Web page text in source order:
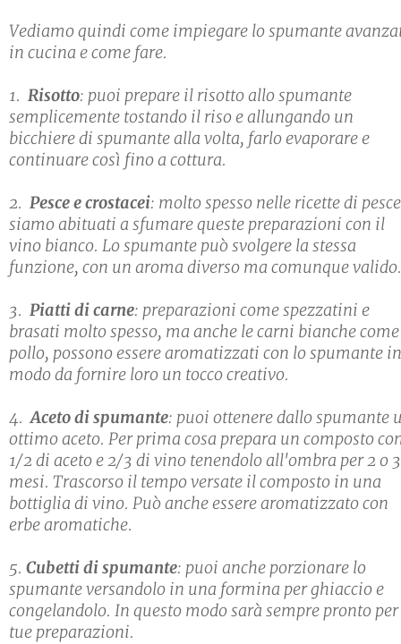
Vediamo quindi come impiegare lo spumante
in cucina e come fare.
1. Risotto: puoi prepare il risotto allo spumante
semplicemente tostando il riso e allungando un
bicchiere di spumante alla volta, farlo evaporare e
continuare così fino a cottura.
2. Pesce e crostacei: molto spesso nelle ricette di pesce
siamo abituati a sfumare queste preparazioni con il
vino bianco. Lo spumante può svolgere la stessa
funzione, con un aroma diverso ma comunque
3. Piatti di carne: preparazioni come spezzatini e
brasati molto spesso, ma anche le carni bianche
pollo, possono essere aromatizzati con lo spumante in
modo da fornire loro un tocco creativo.
4.Aceto di spumante: puoi ottenere dallo spumante
ottimo aceto. Per prima cosa prepara un composto
1/2 di aceto e 2/3 di vino tenendolo all'ombra per 2 o 3
mesi. Trascorso il tempo versate il composto in una
bottiglia di vino. Può anche essere aromatizzato con
erbe aromatiche.
5. Cubetti di spumante: puoi anche porzionare lo
spumante versandolo in una formina per ghiaccio e
congelandolo. In questo modo sarà sempre pronto
tue preparazioni.